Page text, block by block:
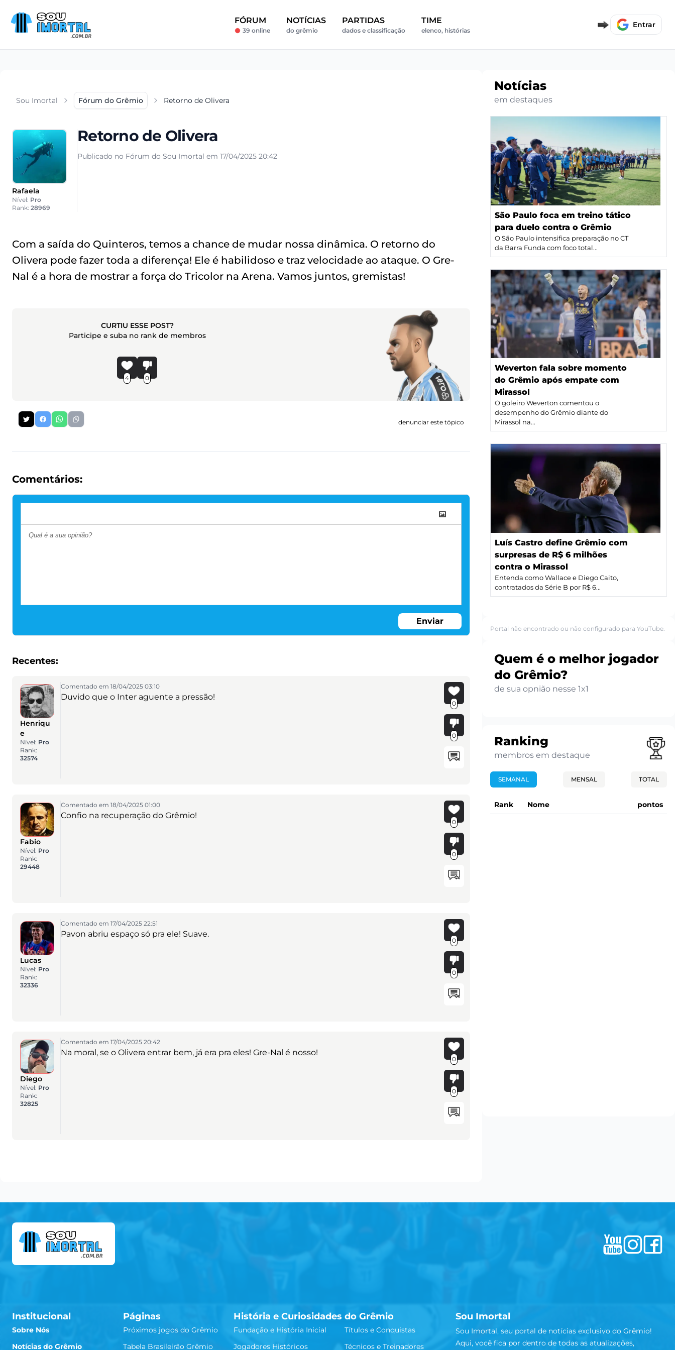
FÓRUM
39 online
NOTÍCIAS
do grêmio
PARTIDAS
dados e classificação
TIME
elenco, histórias
Entrar
Sou Imortal Fórum do Grêmio Retorno de Olivera
Rafaela
Nível: Pro
Rank: 28969
Retorno de Olivera
Publicado no Fórum do Sou Imortal em 17/04/2025 20:42
Com a saída do Quinteros, temos a chance de mudar nossa dinâmica. O retorno do
Olivera pode fazer toda a diferença! Ele é habilidoso e traz velocidade ao ataque. O Gre-
Nal é a hora de mostrar a força do Tricolor na Arena. Vamos juntos, gremistas!
CURTIU ESSE POST?
Participe e suba no rank de membros
4 0
denunciar este tópico
Comentários:
Enviar
Recentes:
Henriqu
e
Nível: Pro
Rank:
32574
Comentado em 18/04/2025 03:10
Duvido que o Inter aguente a pressão!
0
0
Fabio
Nível: Pro
Rank:
29448
Comentado em 18/04/2025 01:00
Confio na recuperação do Grêmio!
0
0
Lucas
Nível: Pro
Rank:
32336
Comentado em 17/04/2025 22:51
Pavon abriu espaço só pra ele! Suave.
0
0
Diego
Nível: Pro
Rank:
32825
Comentado em 17/04/2025 20:42
Na moral, se o Olivera entrar bem, já era pra eles! Gre-Nal é nosso!
0
0
Notícias
em destaques
São Paulo foca em treino tático
para duelo contra o Grêmio
O São Paulo intensifica preparação no CT
da Barra Funda com foco total...
Weverton fala sobre momento
do Grêmio após empate com
Mirassol
O goleiro Weverton comentou o
desempenho do Grêmio diante do
Mirassol na...
Luís Castro define Grêmio com
surpresas de R$ 6 milhões
contra o Mirassol
Entenda como Wallace e Diego Caito,
contratados da Série B por R$ 6...
Portal não encontrado ou não configurado para YouTube.
Quem é o melhor jogador
do Grêmio?
de sua opnião nesse 1x1
Ranking
membros em destaque
SEMANAL MENSAL TOTAL
Rank Nome pontos
Institucional
Sobre Nós
Notícias do Grêmio
Páginas
Próximos jogos do Grêmio
Tabela Brasileirão Grêmio
História e Curiosidades do Grêmio
Fundação e História Inicial
Títulos e Conquistas
Jogadores Históricos
Técnicos e Treinadores
Sou Imortal
Sou Imortal, seu portal de notícias exclusivo do Grêmio!
Aqui, você fica por dentro de todas as atualizações,